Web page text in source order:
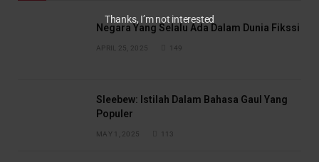
Negara Yang Selalu Ada Dalam Dunia Fikssi
APRIL 25, 2025 149
Sleebew: Istilah Dalam Bahasa Gaul Yang
Populer
MAY 1, 2025 113
Thanks, I’m not interested